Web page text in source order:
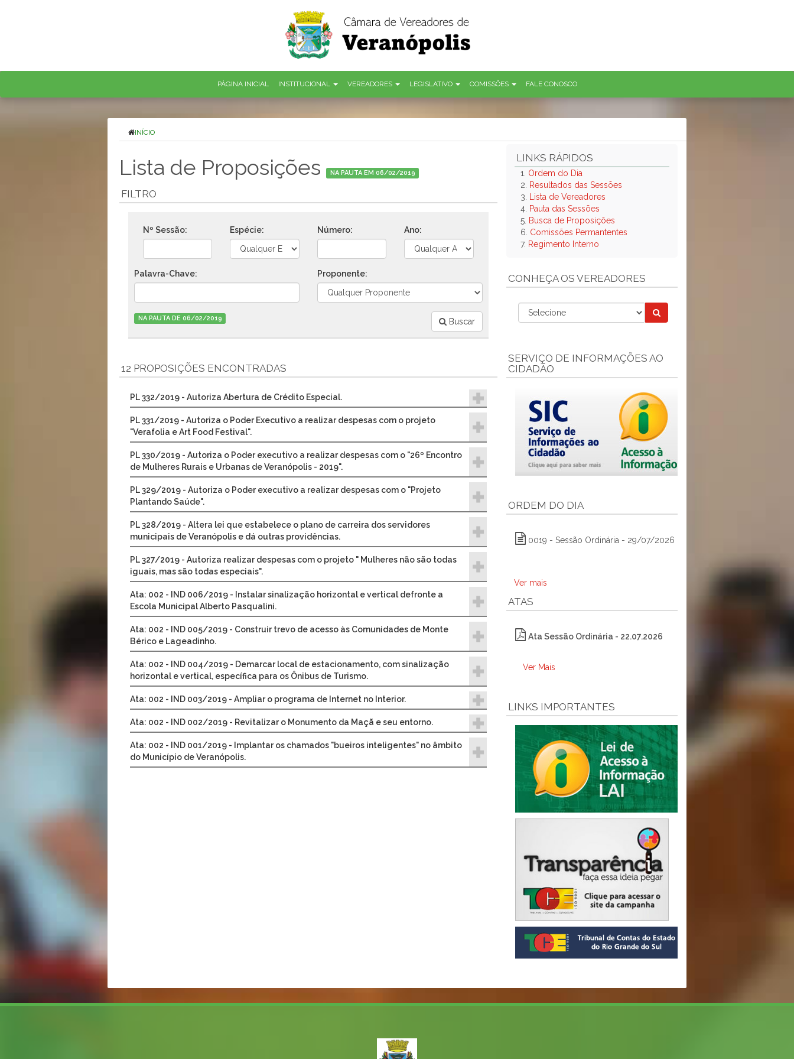
PÁGINA INICIAL INSTITUCIONAL VEREADORES LEGISLATIVO COMISSÕES FALE CONOSCO
INÍCIO
Lista de Proposições NA PAUTA EM 06/02/2019
FILTRO
Nº Sessão: Espécie: Número: Ano:
Palavra-Chave: Proponente:
NA PAUTA DE 06/02/2019 Buscar
12 PROPOSIÇÕES ENCONTRADAS
PL 332/2019 - Autoriza Abertura de Crédito Especial.
PL 331/2019 - Autoriza o Poder Executivo a realizar despesas com o projeto
"Verafolia e Art Food Festival".
PL 330/2019 - Autoriza o Poder executivo a realizar despesas com o "26º Encontro
de Mulheres Rurais e Urbanas de Veranópolis - 2019".
PL 329/2019 - Autoriza o Poder executivo a realizar despesas com o "Projeto
Plantando Saúde".
PL 328/2019 - Altera lei que estabelece o plano de carreira dos servidores
municipais de Veranópolis e dá outras providências.
PL 327/2019 - Autoriza realizar despesas com o projeto " Mulheres não são todas
iguais, mas são todas especiais".
Ata: 002 - IND 006/2019 - Instalar sinalização horizontal e vertical defronte a
Escola Municipal Alberto Pasqualini.
Ata: 002 - IND 005/2019 - Construir trevo de acesso às Comunidades de Monte
Bérico e Lageadinho.
Ata: 002 - IND 004/2019 - Demarcar local de estacionamento, com sinalização
horizontal e vertical, específica para os Ônibus de Turismo.
Ata: 002 - IND 003/2019 - Ampliar o programa de Internet no Interior.
Ata: 002 - IND 002/2019 - Revitalizar o Monumento da Maçã e seu entorno.
Ata: 002 - IND 001/2019 - Implantar os chamados "bueiros inteligentes" no âmbito
do Município de Veranópolis.
LINKS RÁPIDOS
1. Ordem do Dia
2.
Resultados das Sessões
3.
Lista de Vereadores
4. Pauta das Sessões
5. Busca de Proposições
6. Comissões Permantentes
7. Regimento Interno
CONHEÇA OS VEREADORES
SERVIÇO DE INFORMAÇÕES AO
CIDADÃO
ORDEM DO DIA
0019 - Sessão Ordinária - 29/07/2026
Ver mais
ATAS
Ata Sessão Ordinária - 22.07.2026
Ver Mais
LINKS IMPORTANTES